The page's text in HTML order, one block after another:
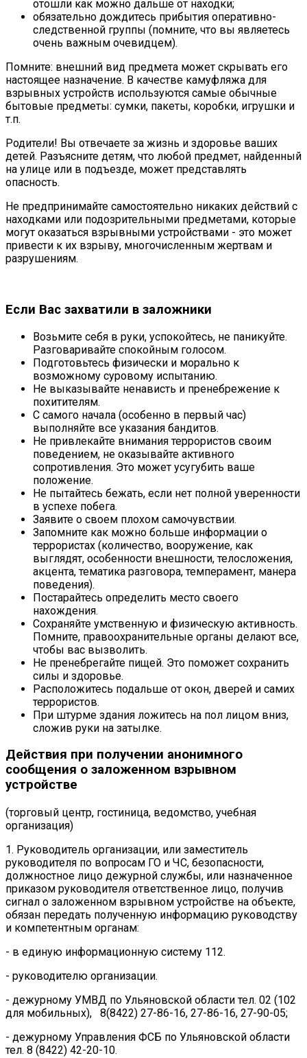
отошли как можно дальше от находки;
обязательно дождитесь прибытия оперативно-
следственной группы (помните, что вы являетесь
очень важным очевидцем).
Помните: внешний вид предмета может скрывать его
настоящее назначение. В качестве камуфляжа для
взрывных устройств используются самые обычные
бытовые предметы: сумки, пакеты, коробки, игрушки и
т.п.
Родители! Вы отвечаете за жизнь и здоровье ваших
детей. Разъясните детям, что любой предмет, найденный
на улице или в подъезде, может представлять
опасность.
Не предпринимайте самостоятельно никаких действий с
находками или подозрительными предметами, которые
могут оказаться взрывными устройствами - это может
привести к их взрыву, многочисленным жертвам и
разрушениям.
Если Вас захватили в заложники
Возьмите себя в руки, успокойтесь, не паникуйте.
Разговаривайте спокойным голосом.
Подготовьтесь физически и морально к
возможному суровому испытанию.
Не выказывайте ненависть и пренебрежение к
похитителям.
С самого начала (особенно в первый час)
выполняйте все указания бандитов.
Не привлекайте внимания террористов своим
поведением, не оказывайте активного
сопротивления. Это может усугубить ваше
положение.
Не пытайтесь бежать, если нет полной уверенности
в успехе побега.
Заявите о своем плохом самочувствии.
Запомните как можно больше информации о
террористах (количество, вооружение, как
выглядят, особенности внешности, телосложения,
акцента, тематика разговора, темперамент, манера
поведения).
Постарайтесь определить место своего
нахождения.
Сохраняйте умственную и физическую активность.
Помните, правоохранительные органы делают все,
чтобы вас вызволить.
Не пренебрегайте пищей. Это поможет сохранить
силы и здоровье.
Расположитесь подальше от окон, дверей и самих
террористов.
При штурме здания ложитесь на пол лицом вниз,
сложив руки на затылке.
Действия при получении анонимного
сообщения о заложенном взрывном
устройстве
(торговый центр, гостиница, ведомство, учебная
организация)
1. Руководитель организации, или заместитель
руководителя по вопросам ГО и ЧС, безопасности,
должностное лицо дежурной службы, или назначенное
приказом руководителя ответственное лицо, получив
сигнал о заложенном взрывном устройстве на объекте,
обязан передать полученную информацию руководству
и компетентным органам:
- в единую информационную систему 112.
- руководителю организации.
- дежурному УМВД по Ульяновской области тел. 02 (102
для мобильных), 8(8422) 27-86-16, 27-86-16, 27-90-05;
- дежурному Управления ФСБ по Ульяновской области
тел. 8 (8422) 42-20-10.